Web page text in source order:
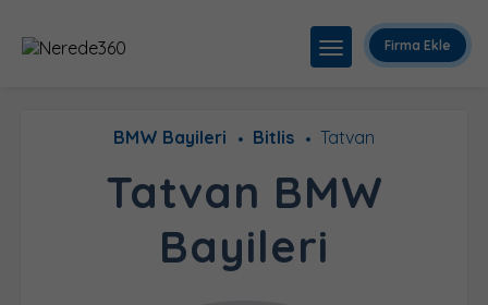
Firma Ekle
BMW Bayileri Bitlis Tatvan
Tatvan BMW
Bayileri